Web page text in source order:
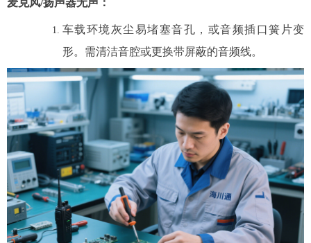
麦克风/扬声器无声 ：
车载环境灰尘易堵塞音孔，或音频插口簧片变
形。需清洁音腔或更换带屏蔽的音频线。